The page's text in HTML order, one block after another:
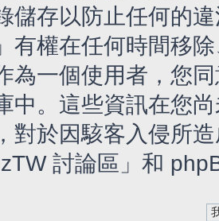
儲存以防止任何的
有權在任何時間移
為一個使用者，您
中。這些資訊在您
對於因駭客入侵所
討論區」和